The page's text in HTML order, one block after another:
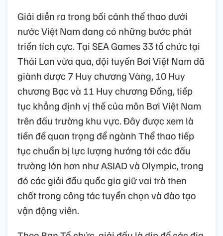
Giải diễn ra trong bối cảnh thể thao dưới
nước Việt Nam đang có những bước phát
triển tích cực. Tại SEA Games 33 tổ chức tại
Thái Lan vừa qua, đội tuyển Bơi Việt Nam đã
giành được 7 Huy chương Vàng, 10 Huy
chương Bạc và 11 Huy chương Đồng, tiếp
tục khẳng định vị thế của môn Bơi Việt Nam
trên đấu trường khu vực. Đây được xem là
tiền đề quan trọng để ngành Thể thao tiếp
tục chuẩn bị lực lượng hướng tới các đấu
trường lớn hơn như ASIAD và Olympic, trong
đó các giải đấu quốc gia giữ vai trò then
chốt trong công tác tuyển chọn và đào tạo
vận động viên.